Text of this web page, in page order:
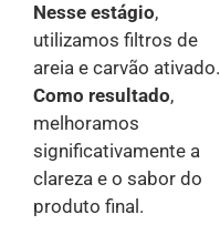
Nesse estágio,
utilizamos filtros de
areia e carvão ativado.
Como resultado,
melhoramos
significativamente a
clareza e o sabor do
produto final.